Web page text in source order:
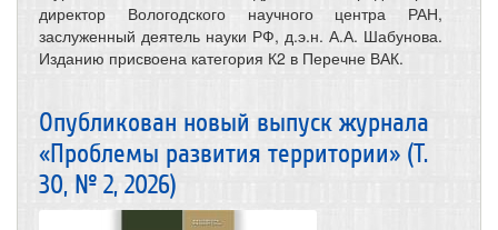
директор Вологодского научного центра РАН,
заслуженный деятель науки РФ, д.э.н. А.А. Шабунова.
Изданию присвоена категория К2 в Перечне ВАК.
Опубликован новый выпуск журнала
«Проблемы развития территории» (Т.
30, № 2, 2026)